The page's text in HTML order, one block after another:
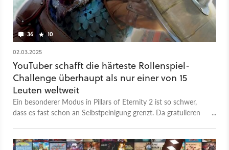
36 10
02.03.2025
YouTuber schafft die härteste Rollenspiel-
Challenge überhaupt als nur einer von 15
Leuten weltweit
Ein besonderer Modus in Pillars of Eternity 2 ist so schwer,
dass es fast schon an Selbstpeinigung grenzt. Da gratulieren